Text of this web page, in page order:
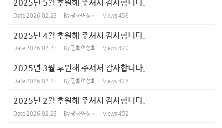
2025년 5월 후원해 주셔서 감사합니다.
Date 2026.02.23 By평화여성회 Views 458
2025년 4월 후원해 주셔서 감사합니다.
Date 2026.02.23 By평화여성회 Views 420
2025년 3월 후원해 주셔서 감사합니다.
Date 2026.02.23 By평화여성회 Views 428
2025년 2월 후원해 주셔서 감사합니다.
Date 2026.02.23 By평화여성회 Views 452